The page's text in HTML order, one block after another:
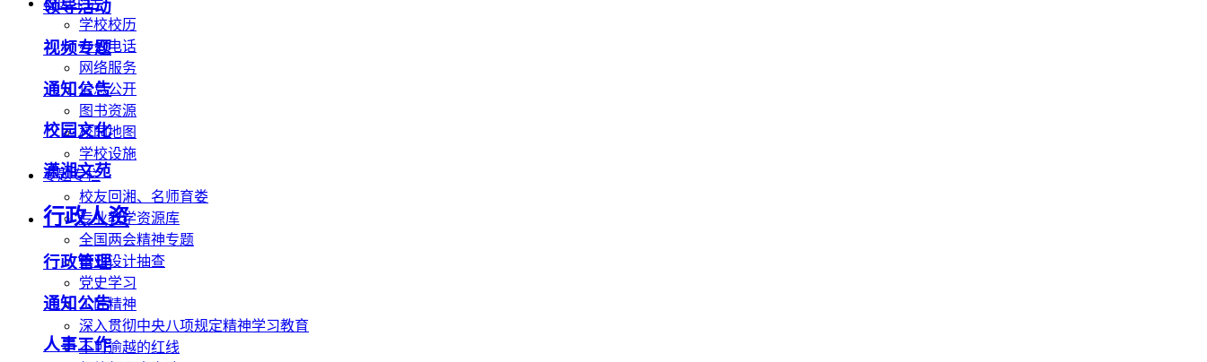
校园生活
学校校历
办公电话
网络服务
信息公开
图书资源
校园地图
学校设施
专题专栏
校友回湘、名师育娄
专业教学资源库
全国两会精神专题
毕业设计抽查
党史学习
工匠精神
深入贯彻中央八项规定精神学习教育
不可逾越的红线
领导活动
视频专题
通知公告
校园文化
潇湘文苑
行政人资
行政管理
通知公告
人事工作